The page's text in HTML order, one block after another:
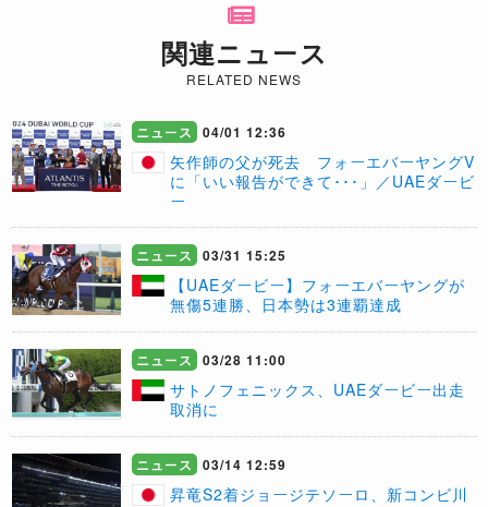
関連ニュース
RELATED NEWS
ニュース 04/01 12:36
矢作師の父が死去 フォーエバーヤングV
に「いい報告ができて･･･」／UAEダービ
ー
ニュース 03/31 15:25
【UAEダービー】フォーエバーヤングが
無傷5連勝、日本勢は3連覇達成
ニュース 03/28 11:00
サトノフェニックス、UAEダービー出走
取消に
ニュース 03/14 12:59
昇竜S2着ジョージテソーロ、新コンビ川